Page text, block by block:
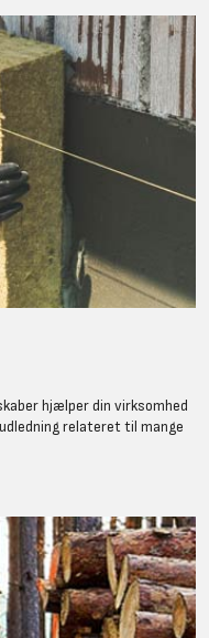
hjælper din virksomhed
relateret til mange